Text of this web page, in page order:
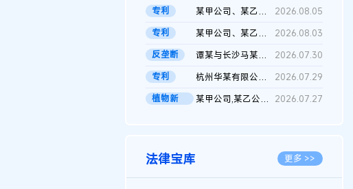
专利 某甲公司、某乙公司、某丙公司申请诉前行为保全复议裁定书
2026.08.05
专利
某甲公司、某乙公司、官某与某丙公司专利申请权权属纠纷 二审判决...
2026.08.03
反垄断
谭某与长沙马某堆农产品股份有限公司滥用市场支配地位纠纷二审裁...
2026.07.30
专利
杭州华某有限公司与菲某有限公司侵害发明专利权纠纷
2026.07.29
植物新
某甲公司,某乙公司,某门市部,某丙公司植物新品种临时保护期使用费... 2026.07.27
法律宝库 更多 >>